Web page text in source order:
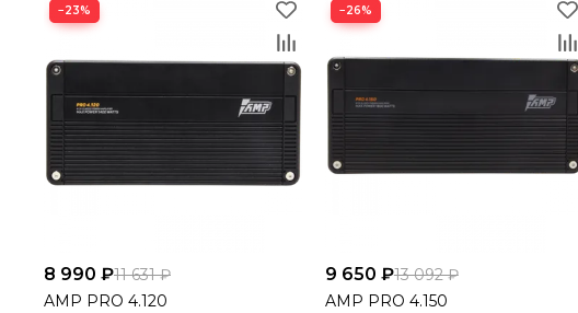
−23%
8 990 ₽11 631 ₽
AMP PRO 4.120
−26%
9 650 ₽13 092 ₽
AMP PRO 4.150